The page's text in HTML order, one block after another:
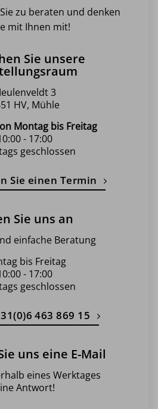
zu beraten und denken
mit Ihnen mit!
Sie unsere
3
HV, Mühle
Montag bis Freitag
- 17:00
geschlossen
Sie einen Termin
Sie uns an
einfache Beratung
bis Freitag
- 17:00
geschlossen
463 869 15
uns eine E-Mail
eines Werktages
Antwort!